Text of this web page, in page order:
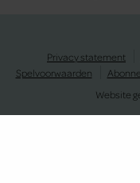
Privacy statement
Spelvoorwaarden
Website